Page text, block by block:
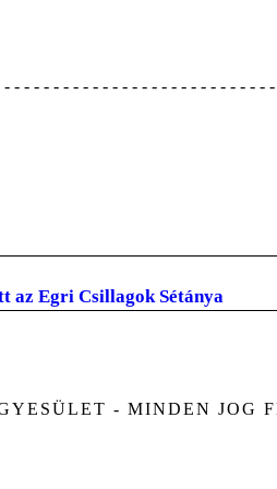
az Egri Csillagok Sétánya
- MINDEN JOG